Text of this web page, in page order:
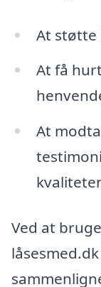
At støtte
At få
At
Ved at